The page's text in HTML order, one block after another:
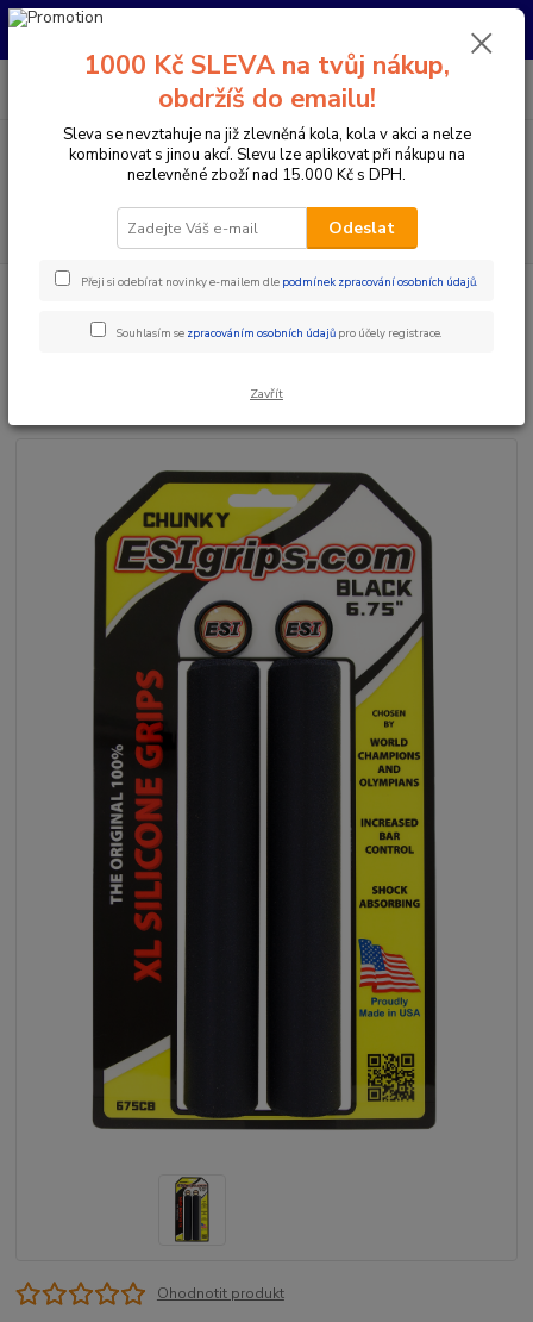
Pro nachystání kola / doplňků na prodejně si prosím zavolejte dopředu.
Menu
CZK
PO-PÁ 10:00-17:00 | SO: 9:00-12:00
Komponenty na kolo Gripy a omotávky
Gripy klasické / MTB
Ohodnotit produkt
1000 Kč SLEVA na tvůj nákup,
obdržíš do emailu!
Sleva se nevztahuje na již zlevněná kola, kola v akci a nelze
kombinovat s jinou akcí. Slevu lze aplikovat při nákupu na
nezlevněné zboží nad 15.000 Kč s DPH.
Odeslat
Přeji si odebírat novinky e-mailem dle podmínek zpracování osobních údajů.
Souhlasím se zpracováním osobních údajů pro účely registrace.
Zavřít